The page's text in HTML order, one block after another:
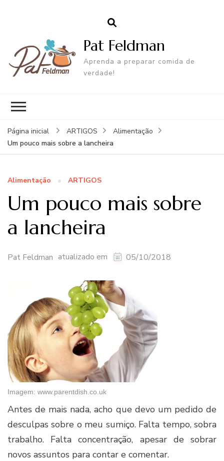
Pat Feldman
Aprenda a preparar comida de
verdade!
Página inicial ARTIGOS
Alimentação
Um pouco mais sobre a lancheira
Alimentação ARTIGOS
Um pouco mais sobre
a lancheira
Pat Feldman atualizado em 05/10/2018
Imagem: www.parentdish.co.uk
Antes de mais nada, acho que devo um pedido de
desculpas sobre o meu sumiço. Falta tempo, sobra
trabalho. Falta concentração, apesar de sobrar
novos assuntos para contar e comentar.